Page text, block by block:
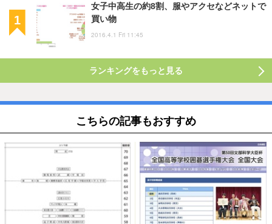
女子中高生の約8割、服やアクセなどネットで
買い物
2016.4.1 Fri 11:45
ランキングをもっと見る
こちらの記事もおすすめ